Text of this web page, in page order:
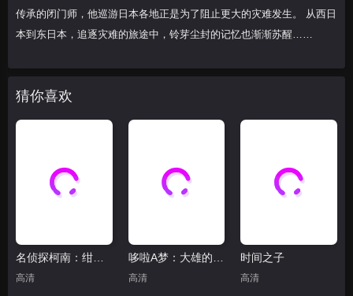
传承的闭门师，他巡游日本各地正是为了阻止更大的灾难发生。 从西日
本到东日本，追逐灾难的旅途中，铃芽尘封的记忆也渐渐苏醒……
猜你喜欢
名侦探柯南：绀青之拳
高清
哆啦A梦：大雄的绘画奇遇记
高清
时间之子
高清